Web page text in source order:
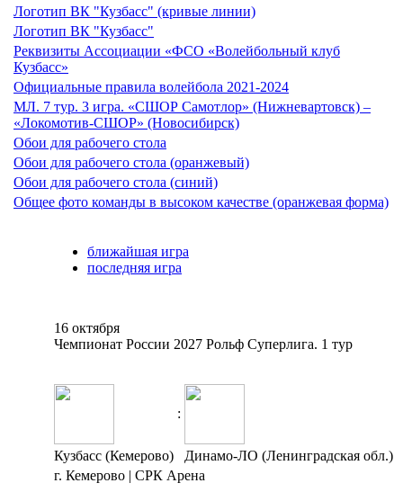
Логотип ВК "Кузбасс" (кривые линии)
Логотип ВК "Кузбасс"
Реквизиты Ассоциации «ФСО «Волейбольный клуб
Кузбасс»
Официальные правила волейбола 2021-2024
МЛ. 7 тур. 3 игра. «СШОР Самотлор» (Нижневартовск) –
«Локомотив-СШОР» (Новосибирск)
Обои для рабочего стола
Обои для рабочего стола (оранжевый)
Обои для рабочего стола (синий)
Общее фото команды в высоком качестве (оранжевая форма)
ближайшая игра
последняя игра
16 октября
Чемпионат России 2027 Рольф Суперлига. 1 тур
:
Кузбасс (Кемерово)
Динамо-ЛО (Ленинградская обл.)
г. Кемерово | СРК Арена